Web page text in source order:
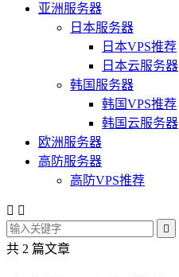
亚洲服务器
日本服务器
日本VPS推荐
日本云服务器
韩国服务器
韩国VPS推荐
韩国云服务器
欧洲服务器
高防服务器
高防VPS推荐
 

共 2 篇文章